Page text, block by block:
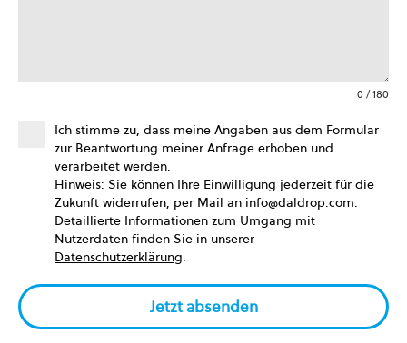
0 / 180
Ich stimme zu, dass meine Angaben aus dem Formular
zur Beantwortung meiner Anfrage erhoben und
verarbeitet werden.
Hinweis: Sie können Ihre Einwilligung jederzeit für die
Zukunft widerrufen, per Mail an info@daldrop.com.
Detaillierte Informationen zum Umgang mit
Nutzerdaten finden Sie in unserer
Datenschutzerklärung.
Jetzt absenden